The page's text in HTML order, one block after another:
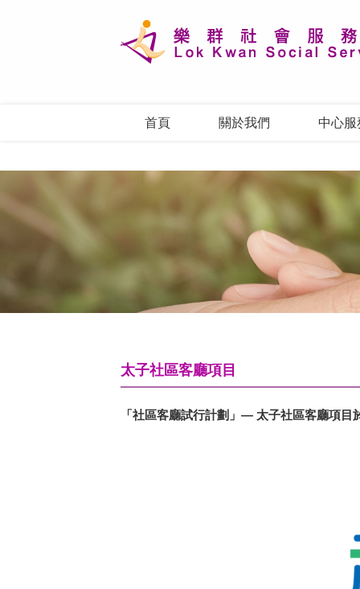
首頁 關於我們 中心服
太子社區客廳項目
「社區客廳試行計劃」— 太子社區客廳項目